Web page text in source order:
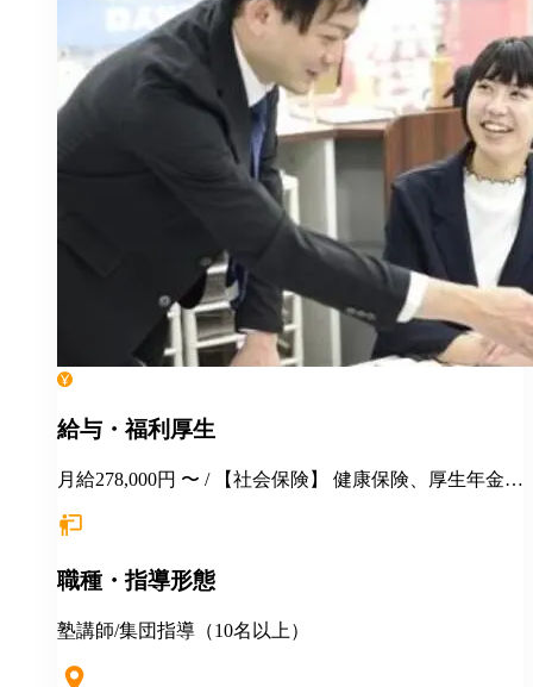
給与・福利厚生
月給278,000円 〜 / 【社会保険】 健康保険、厚生年金保
■季節講習報奨金 ■各種優待、割引 ■健康診断 ■長短貸
用制度 ＜＜地方からの応募も大歓迎！＞＞ ◎説明会・
・住居の斡旋 ・引越し費用一部補助（25～35万円迄）
職種・指導形態
塾講師/集団指導（10名以上）